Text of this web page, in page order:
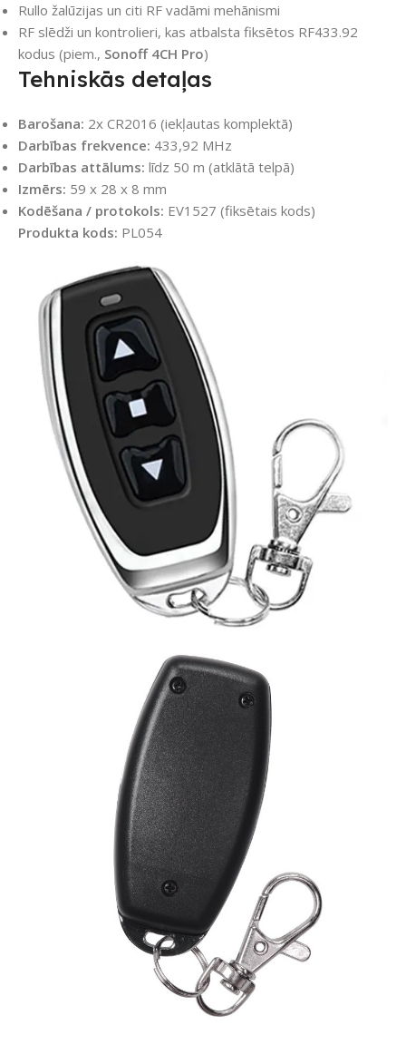
Rullo žalūzijas un citi RF vadāmi mehānismi
RF slēdži un kontrolieri, kas atbalsta fiksētos RF433.92
kodus (piem., Sonoff 4CH Pro)
Tehniskās detaļas
Barošana: 2x CR2016 (iekļautas komplektā)
Darbības frekvence: 433,92 MHz
Darbības attālums: līdz 50 m (atklātā telpā)
Izmērs: 59 x 28 x 8 mm
Kodēšana / protokols: EV1527 (fiksētais kods)
Produkta kods: PL054